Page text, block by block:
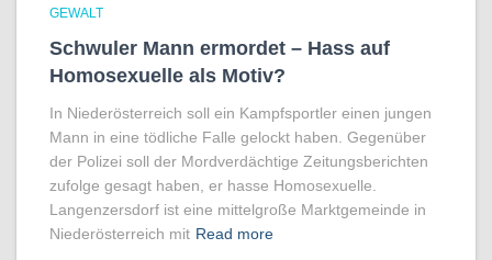
GEWALT
Schwuler Mann ermordet – Hass auf
Homo­sexuelle als Motiv?
In Niederösterreich soll ein Kampfsportler einen jungen
Mann in eine tödliche Falle gelockt haben. Gegenüber
der Polizei soll der Mordverdächtige Zeitungsberichten
zufolge gesagt haben, er hasse Homosexuelle.
Langenzersdorf ist eine mittelgroße Marktgemeinde in
Niederösterreich mit Read more